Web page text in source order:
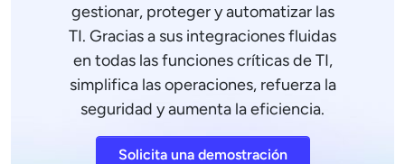
gestionar, proteger y automatizar las
TI. Gracias a sus integraciones fluidas
en todas las funciones críticas de TI,
simplifica las operaciones, refuerza la
seguridad y aumenta la eficiencia.
Solicita una demostración